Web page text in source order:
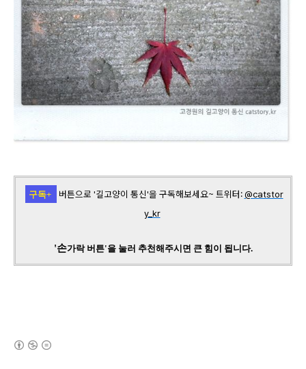
구독+ 버튼으로 '길고양이 통신'을 구독해보세요~ 트위터: @catstor
y_kr
'손가락 버튼'을 눌러 추천해주시면 큰 힘이 됩니다.